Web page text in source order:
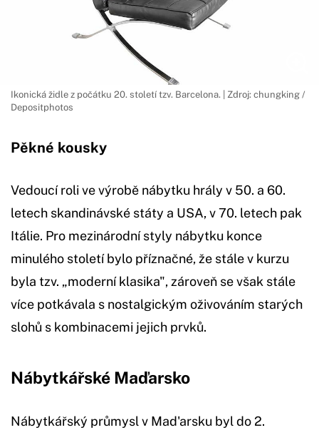
Ikonická židle z počátku 20. století tzv. Barcelona. | Zdroj: chungking /
Depositphotos
Pěkné kousky
Vedoucí roli ve výrobě nábytku hrály v 50. a 60.
letech skandinávské státy a USA, v 70. letech pak
Itálie. Pro mezinárodní styly nábytku konce
minulého století bylo příznačné, že stále v kurzu
byla tzv. „moderní klasika", zároveň se však stále
více potkávala s nostalgickým oživováním starých
slohů s kombinacemi jejich prvků.
Nábytkářské Maďarsko
Nábytkářský průmysl v Mad'arsku byl do 2.